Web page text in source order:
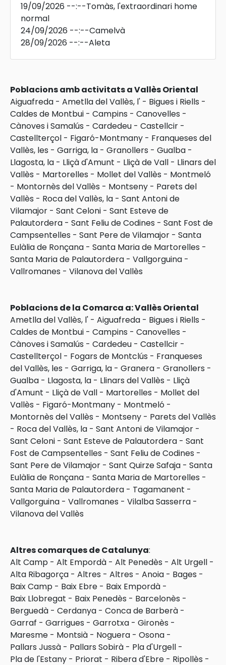
19/09/2026 --:--Tomàs, l'extraordinari home
normal
24/09/2026 --:--Camelvà
28/09/2026 --:--Aleta
Poblacions amb activitats a Vallès Oriental
Aiguafreda - Ametlla del Vallès, l' - Bigues i Riells -
Caldes de Montbui - Campins - Canovelles -
Cànoves i Samalús - Cardedeu - Castellcir -
Castellterçol - Figaró-Montmany - Franqueses del
Vallès, les - Garriga, la - Granollers - Gualba -
Llagosta, la - Lliçà d'Amunt - Lliçà de Vall - Llinars del
Vallès - Martorelles - Mollet del Vallès - Montmeló
- Montornès del Vallès - Montseny - Parets del
Vallès - Roca del Vallès, la - Sant Antoni de
Vilamajor - Sant Celoni - Sant Esteve de
Palautordera - Sant Feliu de Codines - Sant Fost de
Campsentelles - Sant Pere de Vilamajor - Santa
Eulàlia de Ronçana - Santa Maria de Martorelles -
Santa Maria de Palautordera - Vallgorguina -
Vallromanes - Vilanova del Vallès
Poblacions de la Comarca a: Vallès Oriental
Ametlla del Vallès, l' - Aiguafreda - Bigues i Riells -
Caldes de Montbui - Campins - Canovelles -
Cànoves i Samalús - Cardedeu - Castellcir -
Castellterçol - Fogars de Montclús - Franqueses
del Vallès, les - Garriga, la - Granera - Granollers -
Gualba - Llagosta, la - Llinars del Vallès - Lliçà
d'Amunt - Lliçà de Vall - Martorelles - Mollet del
Vallès - Figaró-Montmany - Montmeló -
Montornès del Vallès - Montseny - Parets del Vallès
- Roca del Vallès, la - Sant Antoni de Vilamajor -
Sant Celoni - Sant Esteve de Palautordera - Sant
Fost de Campsentelles - Sant Feliu de Codines -
Sant Pere de Vilamajor - Sant Quirze Safaja - Santa
Eulàlia de Ronçana - Santa Maria de Martorelles -
Santa Maria de Palautordera - Tagamanent -
Vallgorguina - Vallromanes - Vilalba Sasserra -
Vilanova del Vallès
Altres comarques de Catalunya:
Alt Camp - Alt Empordà - Alt Penedès - Alt Urgell -
Alta Ribagorça - Altres - Altres - Anoia - Bages -
Baix Camp - Baix Ebre - Baix Empordà -
Baix Llobregat - Baix Penedès - Barcelonès -
Berguedà - Cerdanya - Conca de Barberà -
Garraf - Garrigues - Garrotxa - Gironès -
Maresme - Montsià - Noguera - Osona -
Pallars Jussà - Pallars Sobirà - Pla d'Urgell -
Pla de l'Estany - Priorat - Ribera d'Ebre - Ripollès -